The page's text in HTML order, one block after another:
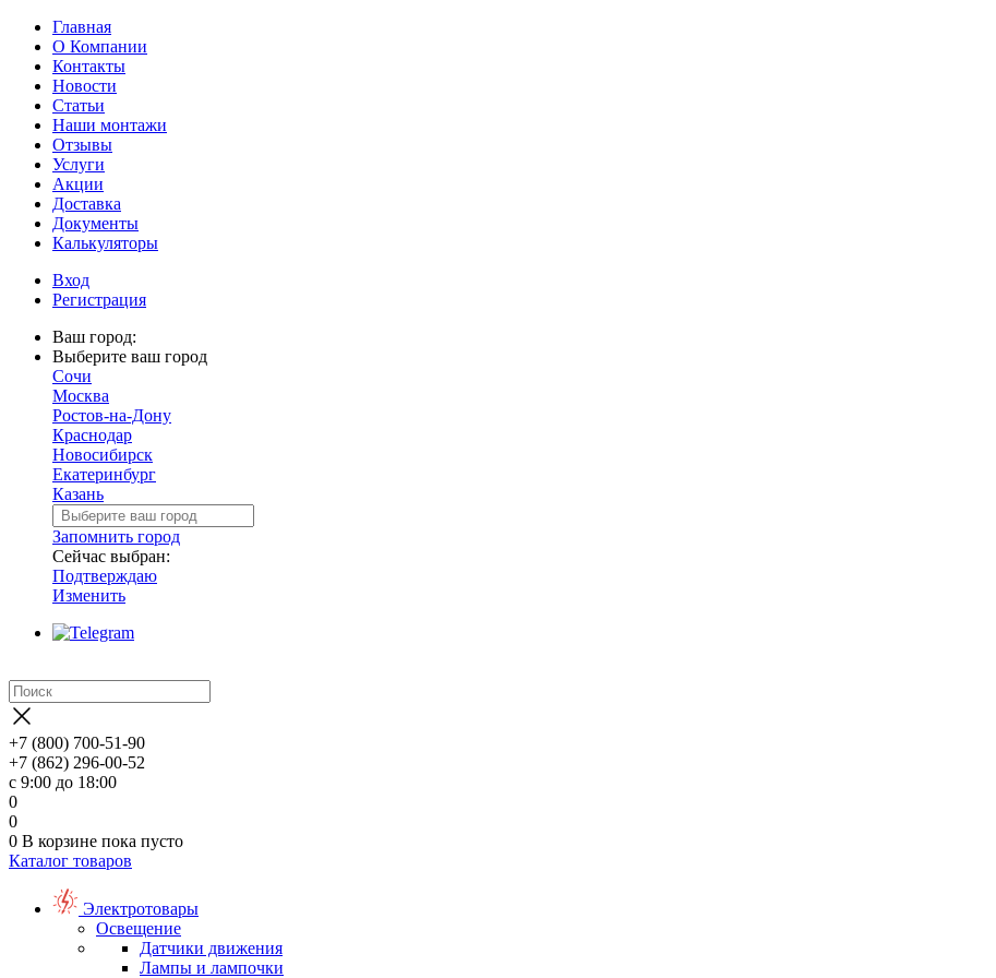
Главная
О Компании
Контакты
Новости
Статьи
Наши монтажи
Отзывы
Услуги
Акции
Доставка
Документы
Калькуляторы
Вход
Регистрация
Ваш город:
Выберите ваш город
Сочи
Москва
Ростов-на-Дону
Краснодар
Новосибирск
Екатеринбург
Казань
Запомнить город
Сейчас выбран:
Подтверждаю
Изменить
+7 (800) 700-51-90
+7 (862) 296-00-52
с 9:00 до 18:00
0
0
0 В корзине пока пусто
Каталог товаров
Электротовары
Освещение
Датчики движения
Лампы и лампочки